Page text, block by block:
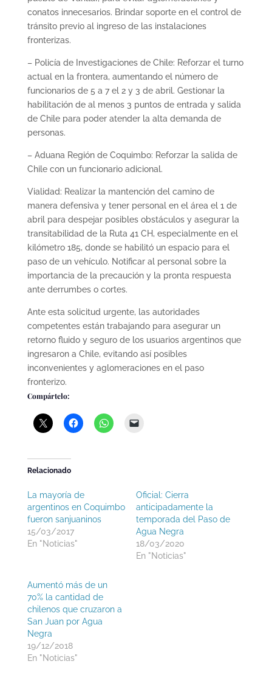
conatos innecesarios. Brindar soporte en el control de
tránsito previo al ingreso de las instalaciones
fronterizas.
– Policía de Investigaciones de Chile: Reforzar el turno
actual en la frontera, aumentando el número de
funcionarios de 5 a 7 el 2 y 3 de abril. Gestionar la
habilitación de al menos 3 puntos de entrada y salida
de Chile para poder atender la alta demanda de
personas.
– Aduana Región de Coquimbo: Reforzar la salida de
Chile con un funcionario adicional.
Vialidad: Realizar la mantención del camino de
manera defensiva y tener personal en el área el 1 de
abril para despejar posibles obstáculos y asegurar la
transitabilidad de la Ruta 41 CH, especialmente en el
kilómetro 185, donde se habilitó un espacio para el
paso de un vehículo. Notificar al personal sobre la
importancia de la precaución y la pronta respuesta
ante derrumbes o cortes.
Ante esta solicitud urgente, las autoridades
competentes están trabajando para asegurar un
retorno fluido y seguro de los usuarios argentinos que
ingresaron a Chile, evitando así posibles
inconvenientes y aglomeraciones en el paso
fronterizo.
Compártelo:
Relacionado
La mayoría de
argentinos en Coquimbo
fueron sanjuaninos
15/03/2017
En "Noticias"
Oficial: Cierra
anticipadamente la
temporada del Paso de
Agua Negra
18/03/2020
En "Noticias"
Aumentó más de un
70% la cantidad de
chilenos que cruzaron a
San Juan por Agua
Negra
19/12/2018
En "Noticias"